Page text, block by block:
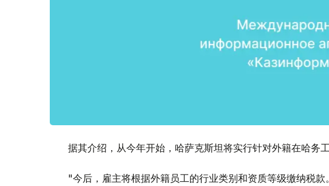
据其介绍，从今年开始，哈萨克斯坦将实行针对外籍在哈务工
"今后，雇主将根据外籍员工的行业类别和资质等级缴纳税